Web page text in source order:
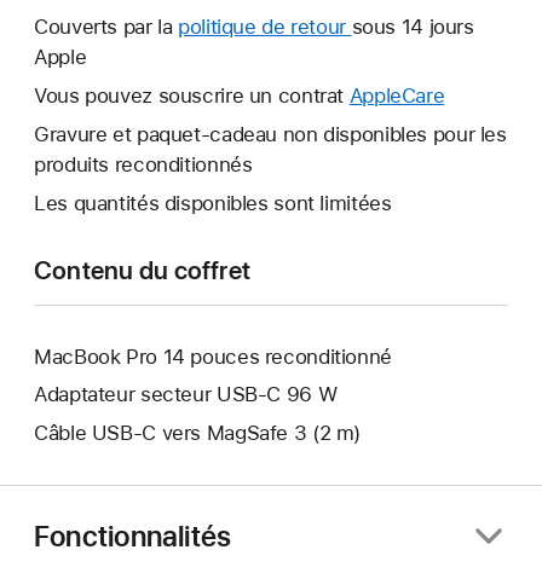
nouvelle
Couverts par la politique de retour Une
fenêtre
sous 14 jours
Apple
Vous pouvez souscrire un contrat AppleCare
nouvelle
Gravure et paquet-cadeau non disponibles pour les
produits reconditionnés
Les quantités disponibles sont limitées
Contenu du coffret
MacBook Pro 14 pouces reconditionné
Adaptateur secteur USB‑C 96 W
Câble USB-C vers MagSafe 3 (2 m)
Fonctionnalités